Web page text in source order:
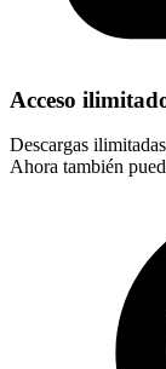
Acceso
Descargas
Ahora también